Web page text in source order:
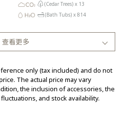
(Cedar Trees) x 13
(Bath Tubs) x 814
查看更多
only (tax included) and do not
The actual price may vary
the inclusion of accessories, the
and stock availability.